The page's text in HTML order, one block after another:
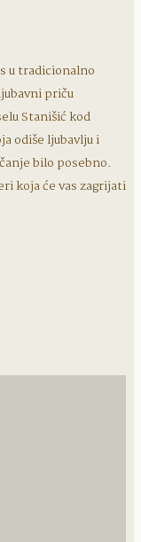
u tradicionalno
priču
Stanišić kod
odiše ljubavlju i
bilo posebno.
koja će vas zagrijati